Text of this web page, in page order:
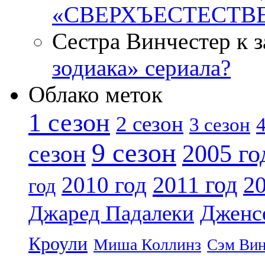
Сестра Винчестер к
зодиака» сериала?
Облако меток
1 сезон 2 сезон 3 сезон
сезон 9 сезон 2005
год 2010 год 2011 год
Джаред Падалеки
Кроули Миша Коллинз Сэм